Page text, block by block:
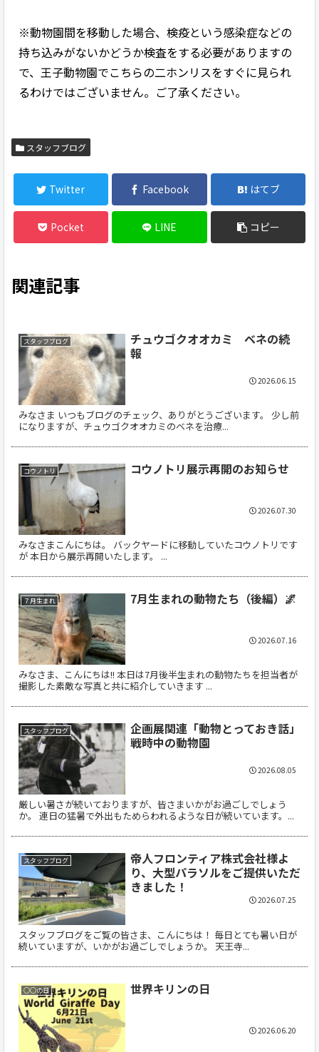
※動物園間を移動した場合、検疫という感染症などの
持ち込みがないかどうか検査をする必要がありますの
で、王子動物園でこちらの二ホンリスをすぐに見られ
るわけではございません。ご了承ください。
スタッフブログ
Twitter Facebook はてブ
Pocket LINE コピー
関連記事
スタッフブログ
チュウゴクオオカミ ベネの続
報
みなさま いつもブログのチェック、ありがとうございます。 少し前
になりますが、チュウゴクオオカミのベネを治療...
2026.06.15
コウノトリ コウノトリ展示再開のお知らせ
みなさまこんにちは。 バックヤードに移動していたコウノトリです
が 本日から展示再開いたします。 ...
2026.07.30
７月生まれ 7月生まれの動物たち（後編）🌌
みなさま、こんにちは!! 本日は7月後半生まれの動物たちを担当者が
撮影した素敵な写真と共に紹介していきます ...
2026.07.16
スタッフブログ
企画展関連「動物とっておき話」
戦時中の動物園
厳しい暑さが続いておりますが、皆さまいかがお過ごしでしょう
か。 連日の猛暑で外出もためらわれるような日が続いています。...
2026.08.05
スタッフブログ
帝人フロンティア株式会社様よ
り、大型パラソルをご提供いただ
きました！
スタッフブログをご覧の皆さま、こんにちは！ 毎日とても暑い日が
続いていますが、いかがお過ごしでしょうか。 天王寺...
2026.07.25
○○の日 世界キリンの日
2026.06.20